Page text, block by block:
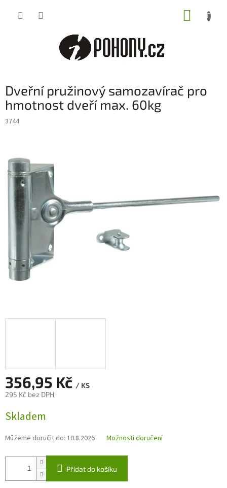
Dveřní pružinový samozavírač pro
hmotnost dveří max. 60kg
3744
356,95 Kč / KS
295 Kč bez DPH
cena:
Skladem
Můžeme doručit do: 10.8.2026 Možnosti doručení
Přidat do košíku